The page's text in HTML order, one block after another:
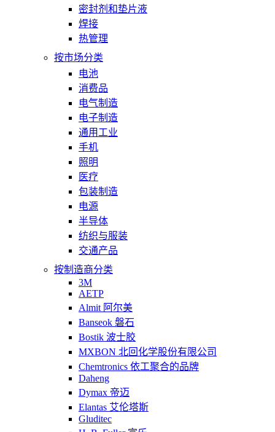
密封剂和垫片液
焊接
热管理
按市场分类
电池
消费品
电气制造
电子制造
通用工业
手机
照明
医疗
包装制造
电源
半导体
纺织与服装
交通产品
按制造商分类
3M
AETP
Almit 阿尔美
Banseok 磐石
Bostik 波士胶
MXBON 北回化学股份有限公司
Chemtronics 依工聚合的品牌
Daheng
Dymax 帝迈
Elantas 艾伦塔斯
Gluditec